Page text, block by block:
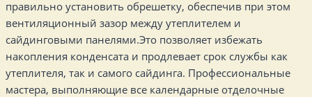
правильно установить обрешетку, обеспечив при этом
вентиляционный зазор между утеплителем и
сайдинговыми панелями.Это позволяет избежать
накопления конденсата и продлевает срок службы как
утеплителя, так и самого сайдинга. Профессиональные
мастера, выполняющие все календарные отделочные